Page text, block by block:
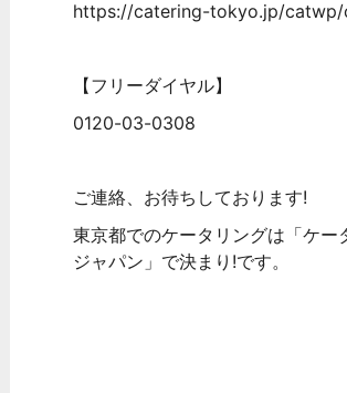
https://catering-tokyo.jp/
【フリーダイヤル】
0120-03-0308
ご連絡、お待ちしております!
東京都でのケータリングは「ケー
ジャパン」で決まり!です。